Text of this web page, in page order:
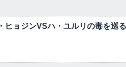
ヒョジンVSハ・ユルリの毒を巡